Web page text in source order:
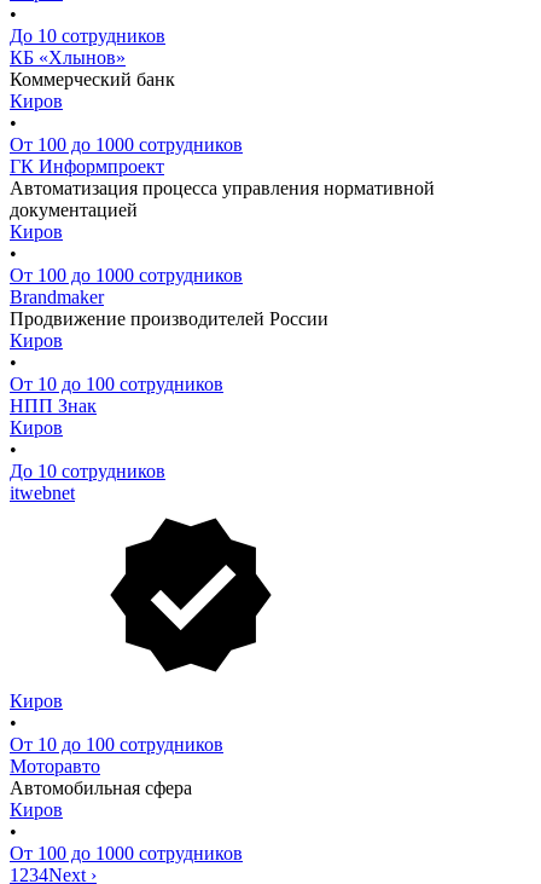
•
До 10 сотрудников
КБ «Хлынов»
Коммерческий банк
Киров
•
От 100 до 1000 сотрудников
ГК Информпроект
Автоматизация процесса управления нормативной
документацией
Киров
•
От 100 до 1000 сотрудников
Brandmaker
Продвижение производителей России
Киров
•
От 10 до 100 сотрудников
НПП Знак
Киров
•
До 10 сотрудников
itwebnet
Киров
•
От 10 до 100 сотрудников
Моторавто
Автомобильная сфера
Киров
•
От 100 до 1000 сотрудников
1 234Next ›